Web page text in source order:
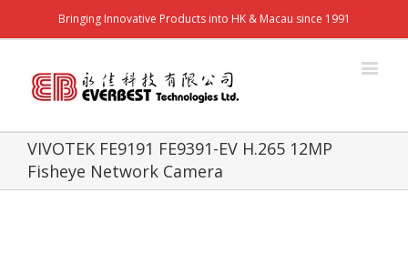
Bringing Innovative Products into HK & Macau since 1991
VIVOTEK FE9191 FE9391-EV H.265 12MP
Fisheye Network Camera